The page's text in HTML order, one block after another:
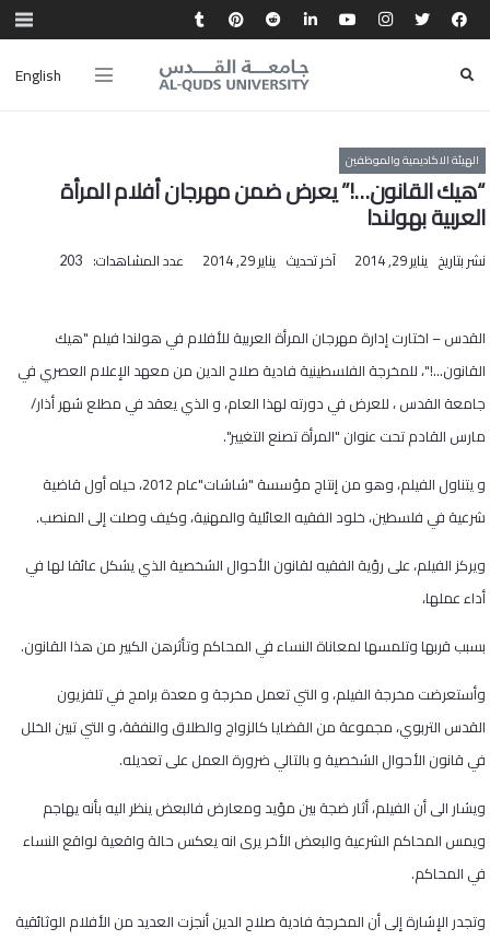
English
الهيئة الاكاديمية والموظفين
“هيك القانون…!” يعرض ضمن مهرجان أفلام المرأة
العربية بهولندا
نشر بتاريخ يناير 29, 2014 آخر تحديث يناير 29, 2014 عدد المشاهدات: 203
القدس – اختارت إدارة مهرجان المرأة العربية للأفلام في هولندا فيلم "هيك
القانون…!"، للمخرجة الفلسطينية فادية صلاح الدين من معهد الإعلام العصري في
جامعة القدس ، للعرض في دورته لهذا العام، و الذي يعقد في مطلع شهر أذار/
مارس القادم تحت عنوان "المرأة تصنع التغيير".
و يتناول الفيلم، وهو من إنتاج مؤسسة "شاشات"عام 2012، حياه أول قاضية
شرعية في فلسطين، خلود الفقيه العائلية والمهنية، وكيف وصلت إلى المنصب.
ويركز الفيلم، على رؤية الفقيه لقانون الأحوال الشخصية الذي يشكل عائقا لها في
أداء عملها،
بسبب قربها وتلمسها لمعاناة النساء في المحاكم وتأثرهن الكبير من هذا القانون.
وأستعرضت مخرجة الفيلم، و التي تعمل مخرجة و معدة برامج في تلفزيون
القدس التربوي، مجموعة من القضايا كالزواج والطلاق والنفقة، و التي تبين الخلل
في قانون الأحوال الشخصية و بالتالي ضرورة العمل على تعديله.
ويشار الى أن الفيلم، أثار ضجة بين مؤيد ومعارض فالبعض ينظر اليه بأنه يهاجم
ويمس المحاكم الشرعية والبعض الأخر يرى انه يعكس حالة واقعية لواقع النساء
في المحاكم.
وتجدر الإشارة إلى أن المخرجة فادية صلاح الدين أنجزت العديد من الأفلام الوثائقية